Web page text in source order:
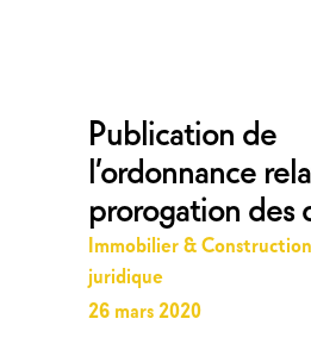
Publication de
l’ordonnance
prorogation des
Immobilier & Construction
juridique
26 mars 2020